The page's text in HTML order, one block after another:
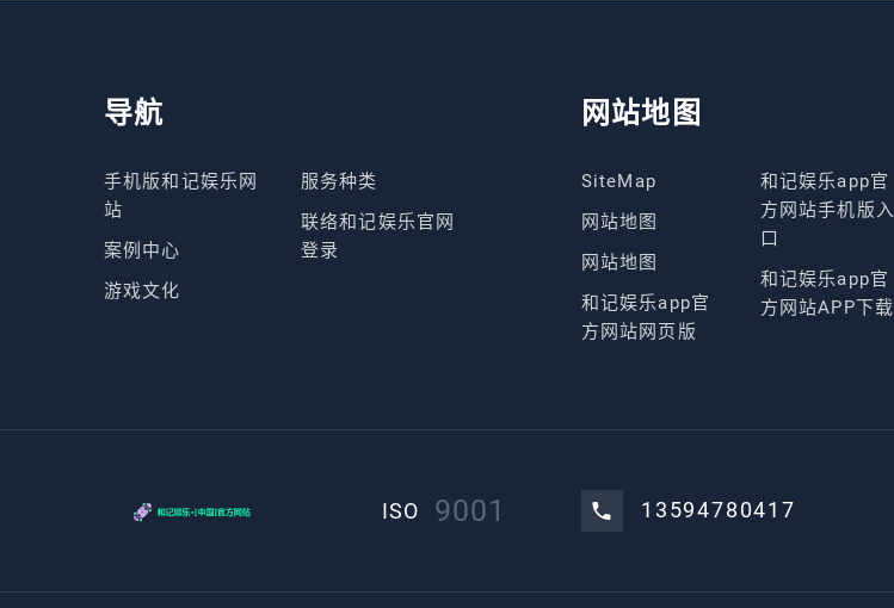
导航
手机版和记娱乐网
站
案例中心
游戏文化
服务种类
联络和记娱乐官网
登录
网站地图
SiteMap
网站地图
网站地图
和记娱乐app官
方网站网页版
和记娱乐app官
方网站手机版入
口
和记娱乐app官
方网站APP下载
ISO 9001 13594780417